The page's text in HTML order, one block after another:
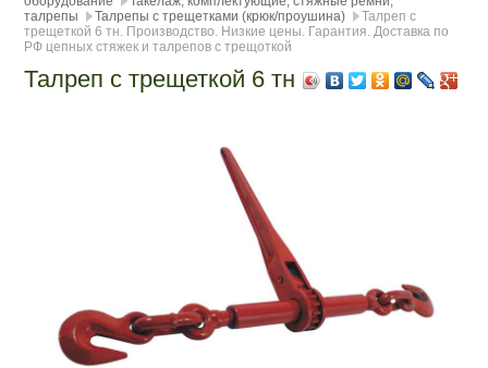
талрепы
Талрепы с трещетками (крюк/проушина)
Талреп с
трещеткой 6 тн. Производство. Низкие цены. Гарантия. Доставка по
РФ цепных стяжек и талрепов с трещоткой
Талреп с трещеткой 6 тн